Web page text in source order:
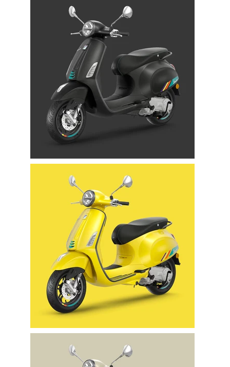
$100M+
Industry Awards
355
Business Partners in over 30 Countries